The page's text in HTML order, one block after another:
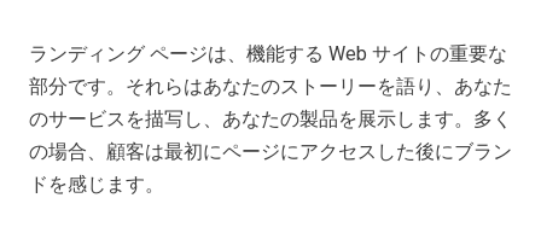
ランディング ページは、機能する Web サイトの重要な
部分です。それらはあなたのストーリーを語り、あなた
のサービスを描写し、あなたの製品を展示します。多く
の場合、顧客は最初にページにアクセスした後にブラン
ドを感じます。